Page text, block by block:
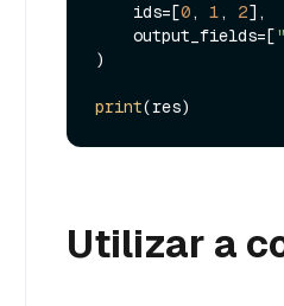
    ids=[
0, 1, 2],
    output_fields=[
)
print
Utilizar a